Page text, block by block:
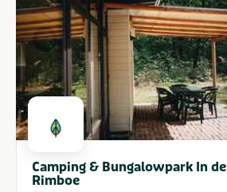
Camping & Bungalowpark In de
Rimboe